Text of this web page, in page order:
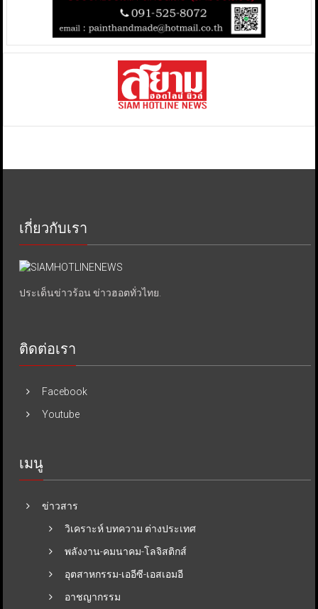
เกี่ยวกับเรา
ประเด็นข่าวร้อน ข่าวฮอตทั่วไทย.
ติดต่อเรา
Facebook
Youtube
เมนู
ข่าวสาร
วิเคราะห์ บทความ ต่างประเทศ
พลังงาน-คมนาคม-โลจิสติกส์
อุตสาหกรรม-เออีซี-เอสเอมอี
อาชญากรรม